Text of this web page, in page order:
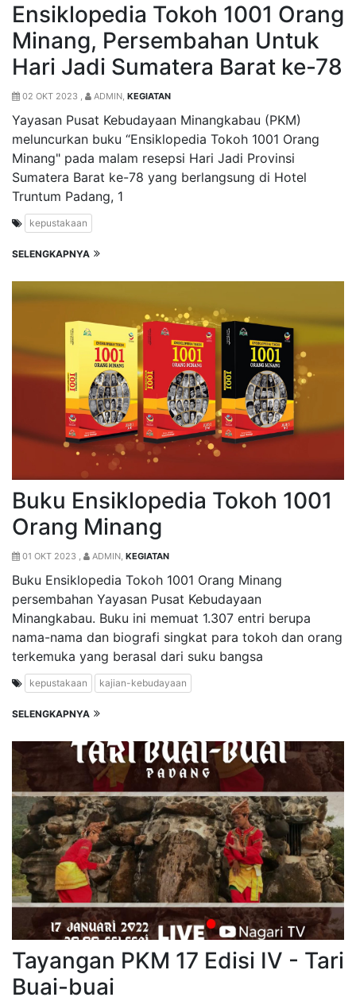
Ensiklopedia Tokoh 1001 Orang
Minang, Persembahan Untuk
Hari Jadi Sumatera Barat ke-78
02 OKT 2023 , ADMIN, KEGIATAN
Yayasan Pusat Kebudayaan Minangkabau (PKM)
meluncurkan buku “Ensiklopedia Tokoh 1001 Orang
Minang" pada malam resepsi Hari Jadi Provinsi
Sumatera Barat ke-78 yang berlangsung di Hotel
Truntum Padang, 1
kepustakaan
SELENGKAPNYA
Buku Ensiklopedia Tokoh 1001
Orang Minang
01 OKT 2023 , ADMIN, KEGIATAN
Buku Ensiklopedia Tokoh 1001 Orang Minang
persembahan Yayasan Pusat Kebudayaan
Minangkabau. Buku ini memuat 1.307 entri berupa
nama-nama dan biografi singkat para tokoh dan orang
terkemuka yang berasal dari suku bangsa
kepustakaan kajian-kebudayaan
SELENGKAPNYA
Tayangan PKM 17 Edisi IV - Tari
Buai-buai